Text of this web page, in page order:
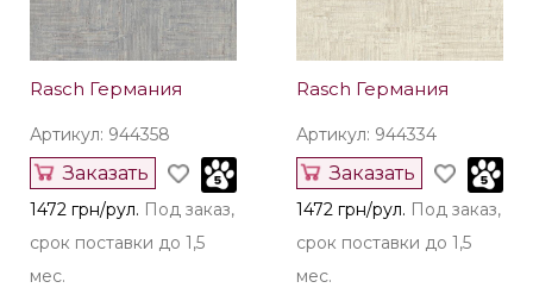
Rasch Германия
Артикул: 944358
Заказать
1472 грн/рул. Под заказ,
срок поставки до 1,5
мес.
Rasch Германия
Артикул: 944334
Заказать
1472 грн/рул. Под заказ,
срок поставки до 1,5
мес.